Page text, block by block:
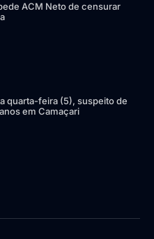
ACM Neto de censurar
quarta-feira (5), suspeito de
em Camaçari